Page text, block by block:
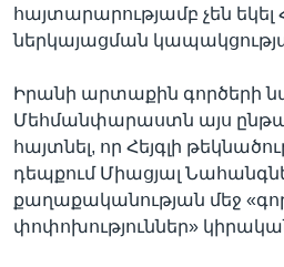
հայտարարությամբ չեն եկել
ներկայացման
Իրանի արտաքին գործերի
Մեհմանփարաստն այս
հայտնել, որ Հեյգլի
դեպքում Միացյալ
քաղաքականության մեջ
փոփոխություններ»